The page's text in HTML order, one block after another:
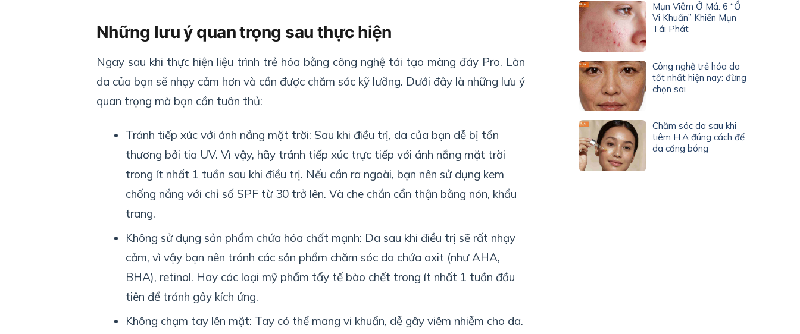
Những lưu ý quan trọng sau thực hiện
Ngay sau khi thực hiện liệu trình trẻ hóa bằng công nghệ tái tạo màng đáy Pro. Làn
da của bạn sẽ nhạy cảm hơn và cần được chăm sóc kỹ lưỡng. Dưới đây là những lưu ý
quan trọng mà bạn cần tuân thủ:
Tránh tiếp xúc với ánh nắng mặt trời: Sau khi điều trị, da của bạn dễ bị tổn
thương bởi tia UV. Vì vậy, hãy tránh tiếp xúc trực tiếp với ánh nắng mặt trời
trong ít nhất 1 tuần sau khi điều trị. Nếu cần ra ngoài, bạn nên sử dụng kem
chống nắng với chỉ số SPF từ 30 trở lên. Và che chắn cẩn thận bằng nón, khẩu
trang.
Không sử dụng sản phẩm chứa hóa chất mạnh: Da sau khi điều trị sẽ rất nhạy
cảm, vì vậy bạn nên tránh các sản phẩm chăm sóc da chứa axit (như AHA,
BHA), retinol. Hay các loại mỹ phẩm tẩy tế bào chết trong ít nhất 1 tuần đầu
tiên để tránh gây kích ứng.
Không chạm tay lên mặt: Tay có thể mang vi khuẩn, dễ gây viêm nhiễm cho da.
Mụn Viêm Ở Má: 6 “Ổ
Vi Khuẩn” Khiến Mụn
Tái Phát
Công nghệ trẻ hóa da
tốt nhất hiện nay: đừng
chọn sai
Chăm sóc da sau khi
tiêm H.A đúng cách để
da căng bóng